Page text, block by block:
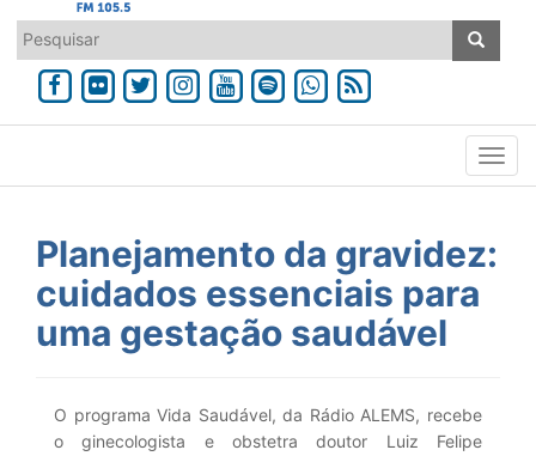
Planejamento da gravidez:
cuidados essenciais para
uma gestação saudável
O programa Vida Saudável, da Rádio ALEMS, recebe
o ginecologista e obstetra doutor Luiz Felipe